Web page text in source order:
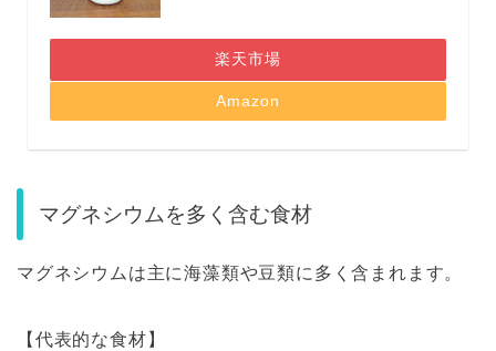
楽天市場
Amazon
マグネシウムを多く含む食材
マグネシウムは主に海藻類や豆類に多く含まれます。
【代表的な食材】